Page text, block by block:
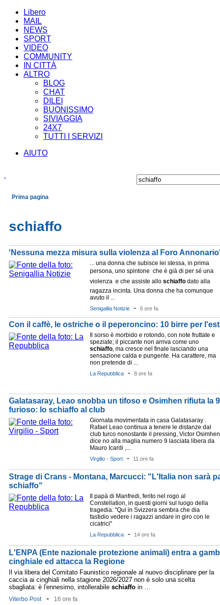
Libero
MAIL
NEWS
SPORT
VIDEO
COMMUNITY
IN CITTÀ
ALTRO
BLOG
CHAT
DILEI
BUONISSIMO
SIVIAGGIA
24X7
TUTTI I SERVIZI
AIUTO
Prima pagina
schiaffo
'Nessuna mezza misura sulla violenza al Foro
... una donna che subisce lei stessa, in prima
persona, uno spintone  che è già di per sé una
violenza  e che assiste allo schiaffo dato alla
ragazza incinta. Una donna che ha comunque
avuto il ...
Senigallia Notizie - 6 ore fa
Con il caffè, le ostriche o il peperoncino: 10 birre per
Il sorso è morbido e rotondo, con note fruttate e
speziate; il piccante non arriva come uno
schiaffo, ma cresce nel finale lasciando una
sensazione calda e pungente. Ha carattere, ma
non pretende di ...
La Repubblica - 8 ore fa
Galatasaray, Leao snobba un tifoso e Osimhen rifiuta la
furioso: lo schiaffo al club
Giornata movimentata in casa Galatasaray .
Rafael Leao continua a tenere le distanze dal
club turco nonostante il pressing, Victor Osimhen
dice no alla maglia numero 9 lasciata libera da
Mauro Icardi ,...
Virgilio - Sport - 11 ore fa
Strage di Crans - Montana, Marcucci: "L'Italia non sarà
schiaffo"
Il papà di Manfredi, ferito nel rogo al
Constellation, in questi giorni sul luogo della
tragedia: "Qui in Svizzera sembra che dia
fastidio vedere i ragazzi andare in giro con le
cicatrici"
La Repubblica - 14 ore fa
L'ENPA (Ente nazionale protezione animali) entra a
cinghiale ed attacca la Regione
Il via libera del Comitato Faunistico regionale al nuovo disciplinare per la
caccia ai cinghiali nella stagione 2026/2027 non è solo una scelta
sbagliata: è l'ennesimo, intollerabile schiaffo in ...
Viterbo Post- 16 ore fa